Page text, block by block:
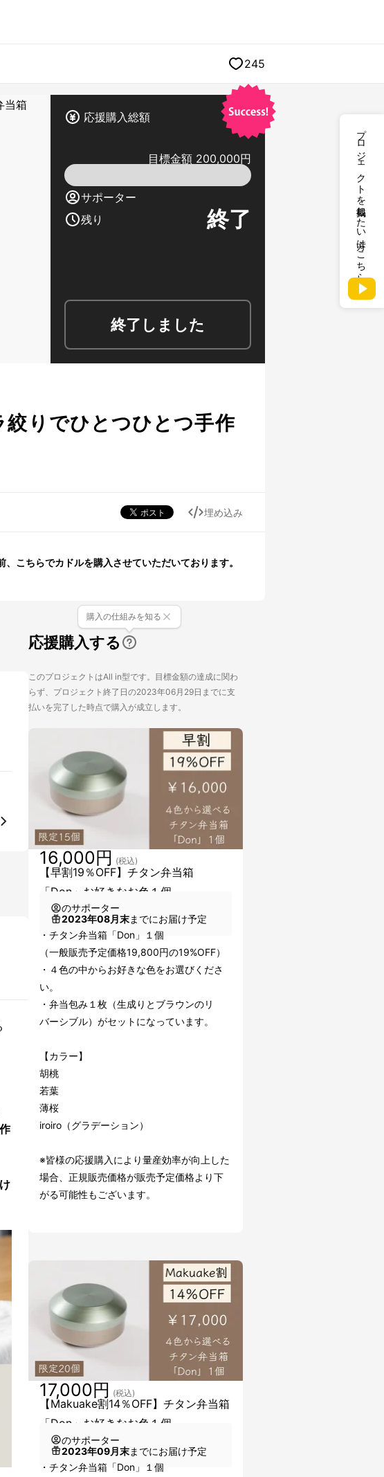
プロジェクトを掲載したい方はこちら
245
応援購入総額
目標金額 200,000円
サポーター
残り
終了
終了しました
りでひとつひとつ手作
埋め込み
こちらでカドルを購入させていただいております。
作
応援購入する
購入の仕組みを知る
このプロジェクトはAll in型です。目標金額の達成に関わ
らず、プロジェクト終了日の2023年06月29日までに支
払いを完了した時点で購入が成立します。
【早割19％OFF】チタン弁当箱
「Don」お好きなお色１個
16,000円 (税込)
のサポーター
2023年08月末までにお届け予定
・チタン弁当箱「Don」１個
（一般販売予定価格19,800円の19%OFF）
・４色の中からお好きな色をお選びくださ
い。
・弁当包み１枚（生成りとブラウンのリ
バーシブル）がセットになっています。
【カラー】
胡桃
若葉
薄桜
iroiro（グラデーション）
※皆様の応援購入により量産効率が向上した
場合、正規販売価格が販売予定価格より下
がる可能性もございます。
【Makuake割14％OFF】チタン弁当箱
「Don」お好きなお色１個
17,000円 (税込)
のサポーター
2023年09月末までにお届け予定
・チタン弁当箱「Don」１個